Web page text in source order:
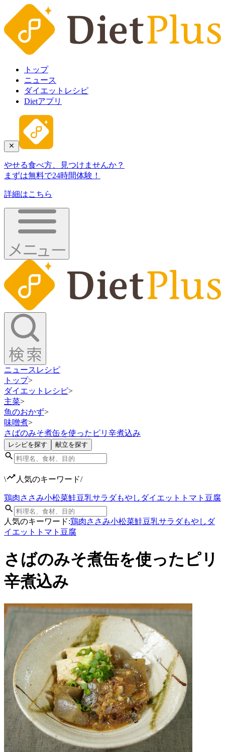
トップ
ニュース
ダイエットレシピ
Dietアプリ
やせる食べ方、見つけませんか？
まずは無料で24時間体験！
詳細はこちら
ニュース レシピ
トップ>
ダイエットレシピ>
主菜>
魚のおかず>
味噌煮>
さばのみそ煮缶を使ったピリ辛煮込み
レシピを探す 献立を探す
\ 人気のキーワード/
鶏肉ささみ小松菜鮭豆乳サラダもやし ダイエット トマト 豆腐
人気のキーワード:鶏肉ささみ小松菜鮭豆乳サラダもやし ダ
イエット トマト 豆腐
さばのみそ煮缶を使ったピリ
辛煮込み